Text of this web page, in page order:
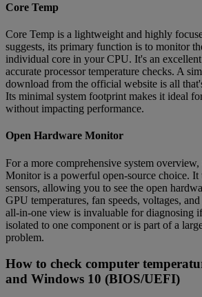
Core Temp
Core Temp is a lightweight and highly
suggests, its primary function is to monitor
individual core in your CPU. It's an
accurate processor temperature checks. A
download from the official website is all
Its minimal system footprint makes it ideal
without impacting performance.
Open Hardware Monitor
For a more comprehensive system
Monitor is a powerful open-source choice.
sensors, allowing you to see the open
GPU temperatures, fan speeds, voltages,
all-in-one view is invaluable for diagnosing
isolated to one component or is part of a
problem.
How to check computer
and Windows 10 (BIOS/UEFI)